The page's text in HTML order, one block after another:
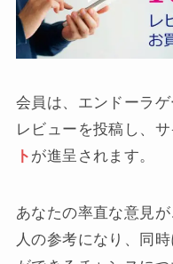
会員は、エンドーラ
レビューを投稿し、
ト が進呈されます。
あなたの率直な意見
人の参考になり、同